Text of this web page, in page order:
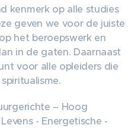
kenmerk op alle studies
geven we voor de juiste
het beroepswerk en
in de gaten. Daarnaast
voor alle opleiders die
– Hoog
- Energetische -